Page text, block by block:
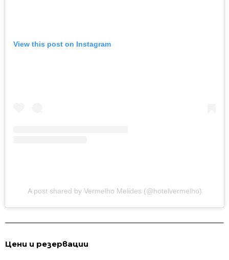
View this post on Instagram
A post shared by Vermelho Melides (@hotelvermelho)
Цени и резервации